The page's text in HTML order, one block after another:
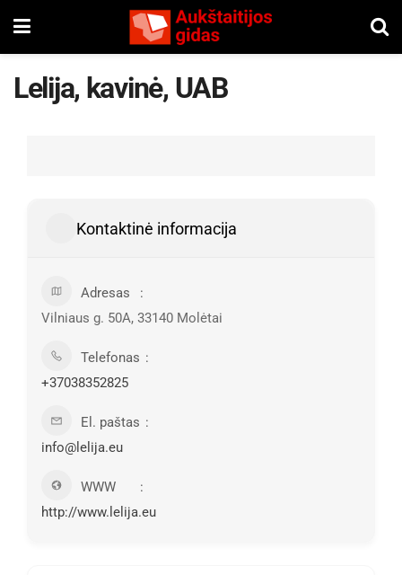
Lelija, kavinė, UAB
Kontaktinė informacija
Adresas
Vilniaus g. 50A, 33140 Molėtai
Telefonas
+37038352825
El. paštas
info@lelija.eu
WWW
http://www.lelija.eu